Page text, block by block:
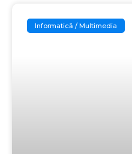
Informatică / Multimedia